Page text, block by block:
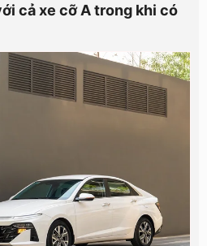
cả xe cỡ A trong khi có